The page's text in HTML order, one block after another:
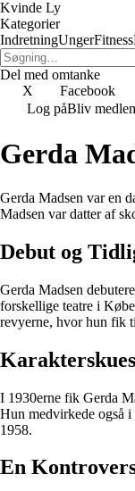
Kvinde Ly
Kategorier
IndretningUngerFitness
Del med omtanke
X
Facebook
Log påBliv
Gerda
Gerda Madsen var en
Madsen var datter af
Debut og
Gerda Madsen
forskellige teatre i
revyerne, hvor hun fik
I 1930erne fik Gerda
Hun medvirkede også
1958.
En